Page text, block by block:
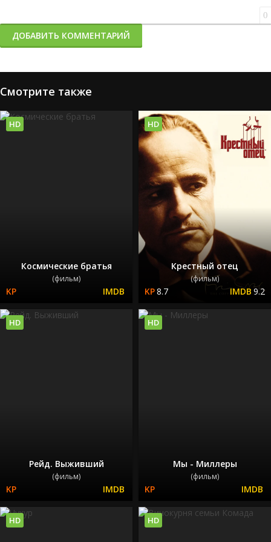
0
ДОБАВИТЬ КОММЕНТАРИЙ
Смотрите также
Космические братья
(фильм)
HD
Крестный отец
(фильм)
8.7 9.2
HD
Рейд. Выживший
(фильм)
HD
Мы - Миллеры
(фильм)
HD
HD HD